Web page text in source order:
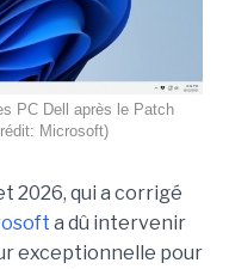
PC Dell après le Patch
Microsoft)
2026, qui a corrigé
a dû intervenir
exceptionnelle pour